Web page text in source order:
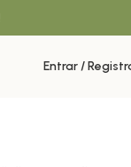
Entrar /